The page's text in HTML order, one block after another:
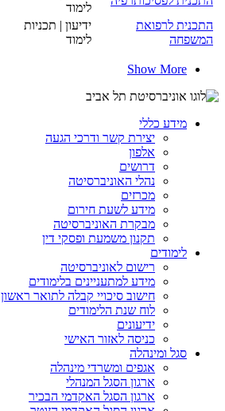
לימוד
התכנית לרפואת
המשפחה
ידיעון | תכניות
לימוד
Show More
מידע כללי
יצירת קשר ודרכי הגעה
אלפון
דרושים
נהלי האוניברסיטה
מכרזים
מידע לשעת חירום
מבקרת האוניברסיטה
תקנון משמעת ופסקי דין
לימודים
רישום לאוניברסיטה
מידע למתעניינים בלימודים
חישוב סיכויי קבלה לתואר ראשון
לוח שנת הלימודים
ידיעונים
כניסה לאזור האישי
סגל ומינהלה
אגפים ומשרדי מינהלה
ארגון הסגל המנהלי
ארגון הסגל האקדמי הבכיר